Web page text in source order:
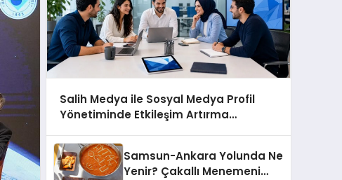
Salih Medya ile Sosyal Medya Profil
Yönetiminde Etkileşim Artırma
Samsun-Ankara Yolunda Ne
Yenir? Çakallı Menemeni